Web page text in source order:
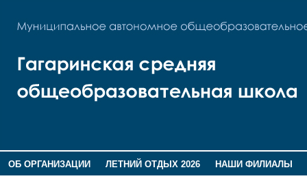
ОБ ОРГАНИЗАЦИИ ЛЕТНИЙ ОТДЫХ 2026
НАШИ ФИЛИАЛЫ